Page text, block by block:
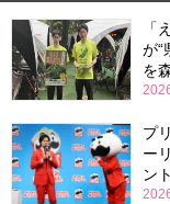
「
が“
を
プ
ー
ン